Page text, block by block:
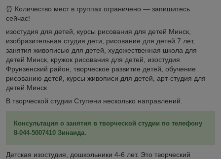
⏰ Количество мест в группах ограничено — запишитесь
сейчас!
изостудия для детей, курсы рисования для детей Минск,
изобразительная студия дети, рисование для детей 7 лет,
занятия живописью для детей, художественная школа для
детей Минск, кружок рисования для детей, изостудия
Фрунзенский район, творческое развитие детей, обучение
рисованию детей, курсы живописи для детей, арт-студия для
детей Минск
В творческой студии Ступени несколько направлений.
Консультация о занятия в творческой студии по телефону
8-044-5007410 Зинаида.
Детская изостудия, дошкольники 4-6 лет. Это творческий